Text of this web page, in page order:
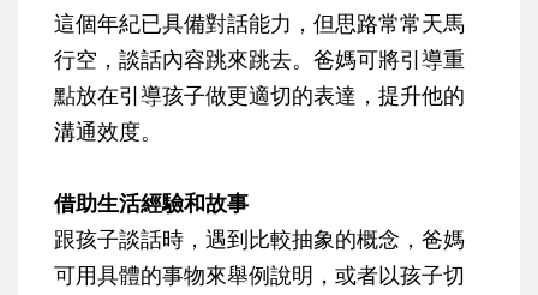
這個年紀已具備對話能力，但思路常常天馬
行空，談話內容跳來跳去。爸媽可將引導重
點放在引導孩子做更適切的表達，提升他的
溝通效度。
借助生活經驗和故事
跟孩子談話時，遇到比較抽象的概念，爸媽
可用具體的事物來舉例說明，或者以孩子切